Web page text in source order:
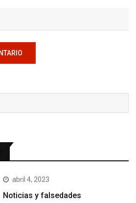
abril 4, 2023
Noticias y falsedades